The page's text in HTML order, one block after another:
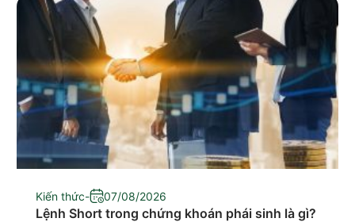
Kiến thức- 07/08/2026
Lệnh Short trong chứng khoán phái sinh là gì?